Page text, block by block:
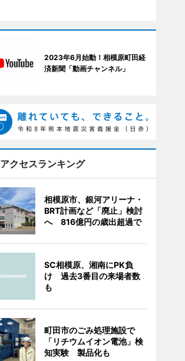
2023年6月始動！相模原町田経
済新聞「動画チャンネル」
アクセスランキング
相模原市、銀河アリーナ・
BRT計画など「廃止」検討
へ 816億円の歳出超過で
SC相模原、湘南にPK負
け 過去3番目の来場者数
も
町田市のごみ処理施設で
「リチウムイオン電池」検
知実験 製品化も